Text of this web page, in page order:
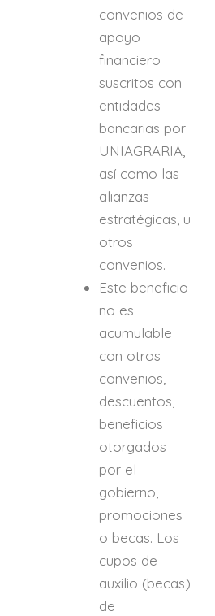
convenios de
apoyo
financiero
suscritos con
entidades
bancarias por
UNIAGRARIA,
así como las
alianzas
estratégicas, u
otros
convenios.
Este beneficio
no es
acumulable
con otros
convenios,
descuentos,
beneficios
otorgados
por el
gobierno,
promociones
o becas. Los
cupos de
auxilio (becas)
de